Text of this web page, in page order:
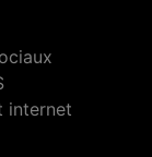
internet